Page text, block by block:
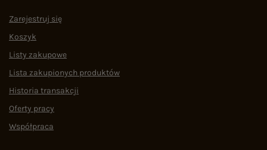
Zarejestruj się
Koszyk
Listy zakupowe
Lista zakupionych produktów
Historia transakcji
Oferty pracy
Współpraca